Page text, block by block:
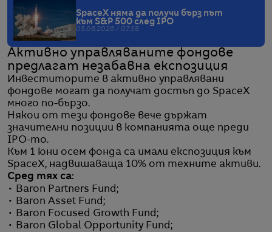
SpaceX няма да получи бърз път
към S&P 500 след IPO
05.06.2026 / 07:58
Активно управляваните фондове
предлагат незабавна експозиция
Инвеститорите в активно управлявани
фондове могат да получат достъп до SpaceX
много по-бързо.
Някои от тези фондове вече държат
значителни позиции в компанията още преди
IPO-то.
Към 1 юни осем фонда са имали експозиция към
SpaceX, надвишаваща 10% от техните активи.
Сред тях са:
• Baron Partners Fund;
• Baron Asset Fund;
• Baron Focused Growth Fund;
• Baron Global Opportunity Fund;